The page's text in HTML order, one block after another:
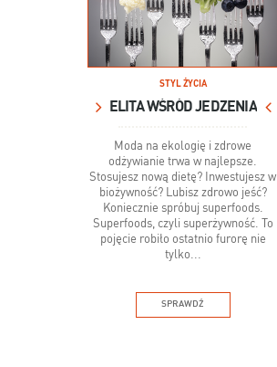
STYL ŻYCIA
ELITA WŚRÓD JEDZENIA
Moda na ekologię i zdrowe
odżywianie trwa w najlepsze.
Stosujesz nową dietę? Inwestujesz w
biożywność? Lubisz zdrowo jeść?
Koniecznie spróbuj superfoods.
Superfoods, czyli superżywność. To
pojęcie robiło ostatnio furorę nie
tylko...
SPRAWDŹ